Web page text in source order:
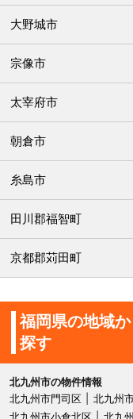
大野城市
宗像市
太宰府市
朝倉市
糸島市
田川郡福智町
京都郡苅田町
福岡県の地域
探す
北九州市の物件情報
北九州市門司区
北九州
北九州市小倉北区
北九